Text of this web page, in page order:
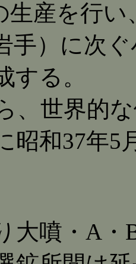
生産を行い
手）に次
する。
、世界的
昭和37年5
大噴・A・